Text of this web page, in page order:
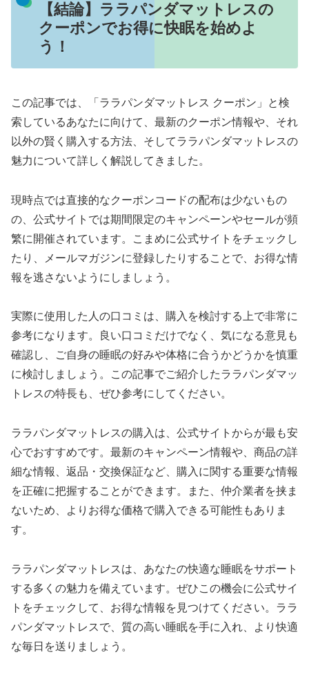
【結論】ララパンダマットレスの
クーポンでお得に快眠を始めよ
う！
この記事では、「ララパンダマットレス クーポン」と検
索しているあなたに向けて、最新のクーポン情報や、それ
以外の賢く購入する方法、そしてララパンダマットレスの
魅力について詳しく解説してきました。
現時点では直接的なクーポンコードの配布は少ないもの
の、公式サイトでは期間限定のキャンペーンやセールが頻
繁に開催されています。こまめに公式サイトをチェックし
たり、メールマガジンに登録したりすることで、お得な情
報を逃さないようにしましょう。
実際に使用した人の口コミは、購入を検討する上で非常に
参考になります。良い口コミだけでなく、気になる意見も
確認し、ご自身の睡眠の好みや体格に合うかどうかを慎重
に検討しましょう。この記事でご紹介したララパンダマッ
トレスの特長も、ぜひ参考にしてください。
ララパンダマットレスの購入は、公式サイトからが最も安
心でおすすめです。最新のキャンペーン情報や、商品の詳
細な情報、返品・交換保証など、購入に関する重要な情報
を正確に把握することができます。また、仲介業者を挟ま
ないため、よりお得な価格で購入できる可能性もありま
す。
ララパンダマットレスは、あなたの快適な睡眠をサポート
する多くの魅力を備えています。ぜひこの機会に公式サイ
トをチェックして、お得な情報を見つけてください。ララ
パンダマットレスで、質の高い睡眠を手に入れ、より快適
な毎日を送りましょう。